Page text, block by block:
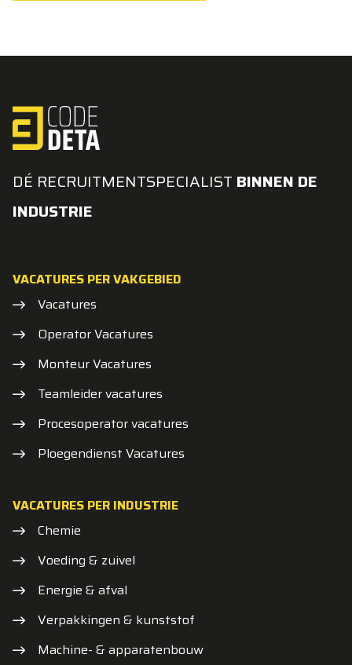
DÉ RECRUITMENTSPECIALIST BINNEN DE
INDUSTRIE
VACATURES PER VAKGEBIED
Vacatures
Operator Vacatures
Monteur Vacatures
Teamleider vacatures
Procesoperator vacatures
Ploegendienst Vacatures
VACATURES PER INDUSTRIE
Chemie
Voeding & zuivel
Energie & afval
Verpakkingen & kunststof
Machine- & apparatenbouw